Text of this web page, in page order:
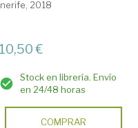
2018
10,50 €
Stock en librería. Envío
en 24/48 horas
COMPRAR